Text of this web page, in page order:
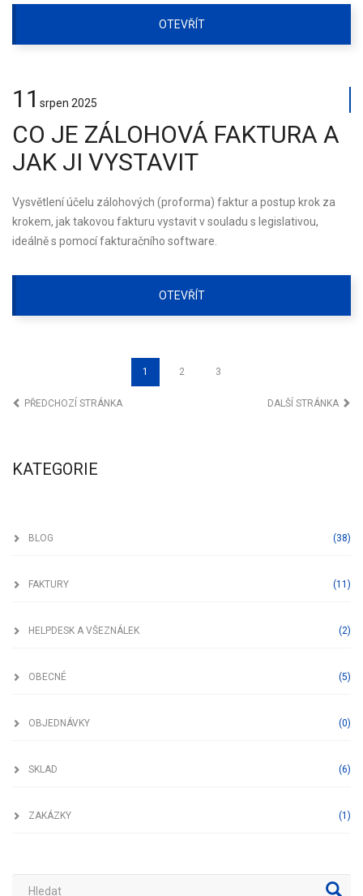
OTEVŘÍT
11 srpen 2025
CO JE ZÁLOHOVÁ FAKTURA A
JAK JI VYSTAVIT
Vysvětlení účelu zálohových (proforma) faktur a postup krok za
krokem, jak takovou fakturu vystavit v souladu s legislativou,
ideálně s pomocí fakturačního software.
OTEVŘÍT
1 2 3
PŘEDCHOZÍ STRÁNKA DALŠÍ STRÁNKA
KATEGORIE
BLOG (38)
FAKTURY (11)
HELPDESK A VŠEZNÁLEK (2)
OBECNÉ (5)
OBJEDNÁVKY (0)
SKLAD (6)
ZAKÁZKY (1)